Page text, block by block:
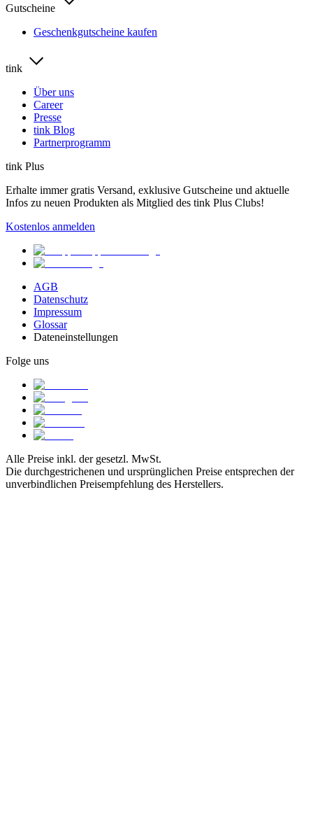
Gutscheine
Geschenkgutscheine kaufen
tink
Über uns
Career
Presse
tink Blog
Partnerprogramm
tink Plus
Erhalte immer gratis Versand, exklusive Gutscheine und aktuelle
Infos zu neuen Produkten als Mitglied des tink Plus Clubs!
Kostenlos anmelden
AGB
Datenschutz
Impressum
Glossar
Dateneinstellungen
Folge uns
Alle Preise inkl. der gesetzl. MwSt.
Die durchgestrichenen und ursprünglichen Preise entsprechen der
unverbindlichen Preisempfehlung des Herstellers.